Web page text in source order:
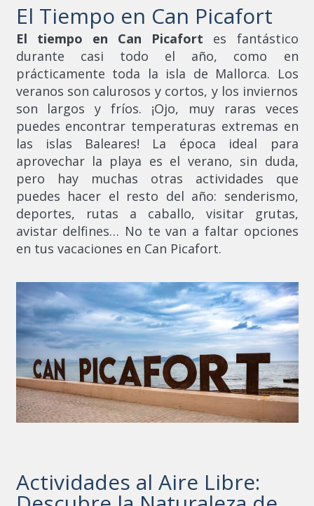
El Tiempo en Can Picafort
El tiempo en Can Picafort es fantástico
durante casi todo el año, como en
prácticamente toda la isla de Mallorca. Los
veranos son calurosos y cortos, y los inviernos
son largos y fríos. ¡Ojo, muy raras veces
puedes encontrar temperaturas extremas en
las islas Baleares! La época ideal para
aprovechar la playa es el verano, sin duda,
pero hay muchas otras actividades que
puedes hacer el resto del año: senderismo,
deportes, rutas a caballo, visitar grutas,
avistar delfines… No te van a faltar opciones
en tus vacaciones en Can Picafort.
Actividades al Aire Libre: